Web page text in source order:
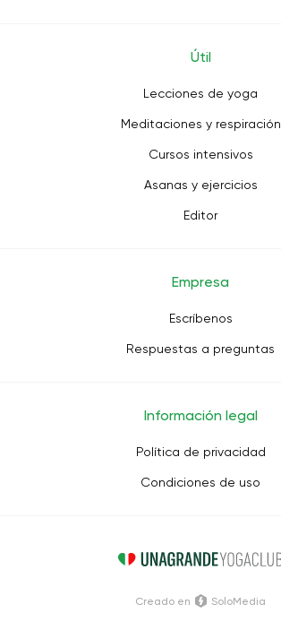
Útil
Lecciones de yoga
Meditaciones y respiración
Cursos intensivos
Asanas y ejercicios
Editor
Empresa
Escríbenos
Respuestas a preguntas
Información legal
Política de privacidad
Condiciones de uso
Creado en SoloMedia